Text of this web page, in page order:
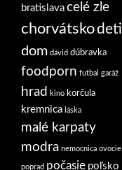
bratislava celé zle
chorvátskodeti
dom dávid dúbravka
foodporn futbal garáž
hrad kino korčula
kremnica láska
malé karpaty
modra nemocnica ovocie
poprad počasie poľsko